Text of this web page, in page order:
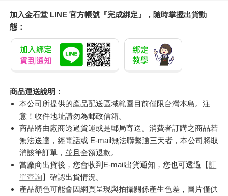
加入金石堂 LINE 官方帳號『完成綁定』，隨時掌握出貨動
態：
商品運送說明：
本公司所提供的產品配送區域範圍目前僅限台灣本島。注
意！收件地址請勿為郵政信箱。
商品將由廠商透過貨運或是郵局寄送。消費者訂購之商品若
無法送達，經電話或 E-mail無法聯繫逾三天者，本公司將取
消該筆訂單，並且全額退款。
當廠商出貨後，您會收到E-mail出貨通知，您也可透過【訂
單查詢】確認出貨情況。
產品顏色可能會因網頁呈現與拍攝關係產生色差，圖片僅供